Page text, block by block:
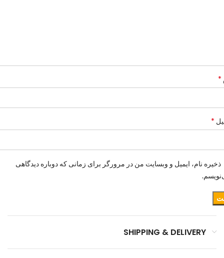
*
*
ذخیره نام، ایمیل و وبسایت من در مرورگر برای زمانی که دوباره دیدگاهی
SHIPPING & DELIVERY